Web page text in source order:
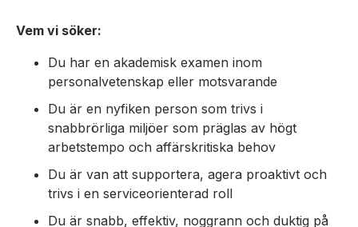
Vem vi söker:
Du har en akademisk examen inom
personalvetenskap eller motsvarande
Du är en nyfiken person som trivs i
snabbrörliga miljöer som präglas av högt
arbetstempo och affärskritiska behov
Du är van att supportera, agera proaktivt och
trivs i en serviceorienterad roll
Du är snabb, effektiv, noggrann och duktig på